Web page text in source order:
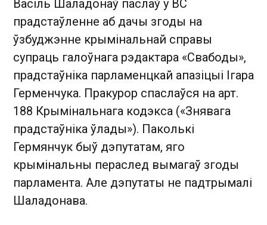
Васіль Шаладонаў паслаў у ВС
прадстаўленне аб дачы згоды на
ўзбуджэнне крымінальнай справы
супраць галоўнага рэдактара «Свабоды»,
прадстаўніка парламенцкай апазіцыі Ігара
Герменчука. Пракурор спаслаўся на арт.
188 Крымінальнага кодэкса («Знявага
прадстаўніка ўлады»). Паколькі
Гермянчук быў дэпутатам, яго
крымінальны пераслед вымагаў згоды
парламента. Але дэпутаты не падтрымалі
Шаладонава.